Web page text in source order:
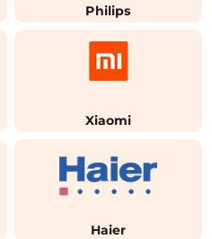
Philips
Xiaomi
Haier